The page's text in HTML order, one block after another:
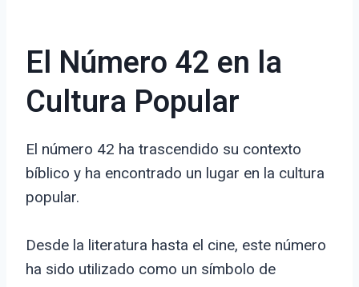
El Número 42 en la
Cultura Popular
El número 42 ha trascendido su contexto
bíblico y ha encontrado un lugar en la cultura
popular.
Desde la literatura hasta el cine, este número
ha sido utilizado como un símbolo de